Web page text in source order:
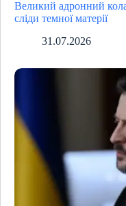
Великий адронний
сліди темної матерії
31.07.2026